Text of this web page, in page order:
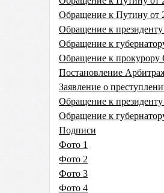
Обращение к Путину от
Обращение к
Обращение к
Обращение к прокурору
Постановление
Заявление о
Обращение к
Обращение к
Подписи
Фото 1
Фото 2
Фото 3
Фото 4